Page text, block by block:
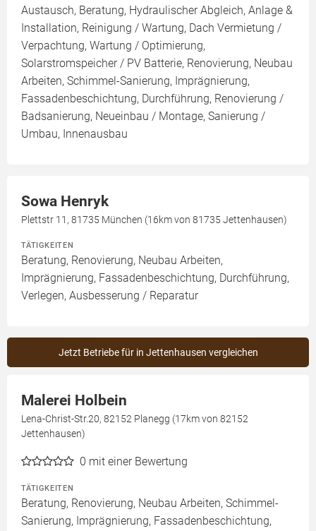
Austausch, Beratung, Hydraulischer Abgleich, Anlage &
Installation, Reinigung / Wartung, Dach Vermietung /
Verpachtung, Wartung / Optimierung,
Solarstromspeicher / PV Batterie, Renovierung, Neubau
Arbeiten, Schimmel-Sanierung, Imprägnierung,
Fassadenbeschichtung, Durchführung, Renovierung /
Badsanierung, Neueinbau / Montage, Sanierung /
Umbau, Innenausbau
Sowa Henryk
Plettstr 11, 81735 München (16km von 81735 Jettenhausen)
TÄTIGKEITEN
Beratung, Renovierung, Neubau Arbeiten,
Imprägnierung, Fassadenbeschichtung, Durchführung,
Verlegen, Ausbesserung / Reparatur
Jetzt Betriebe für in Jettenhausen vergleichen
Malerei Holbein
Lena-Christ-Str.20, 82152 Planegg (17km von 82152
Jettenhausen)
0 mit einer Bewertung
TÄTIGKEITEN
Beratung, Renovierung, Neubau Arbeiten, Schimmel-
Sanierung, Imprägnierung, Fassadenbeschichtung,